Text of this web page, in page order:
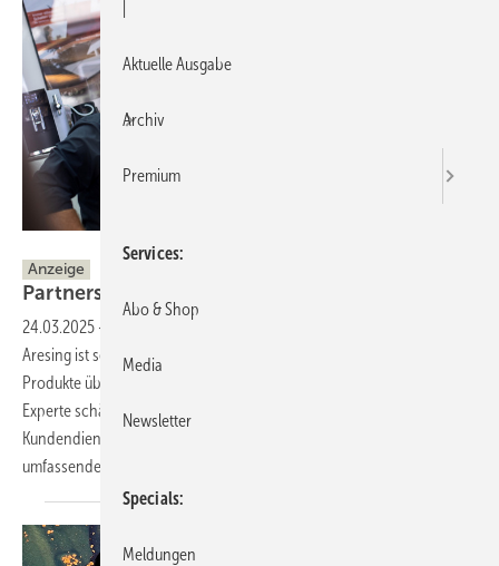
Anzeige
Partnerschaftlich für mehr
24.03.2025 -
Aresing ist seit mehr als 10 Jahren von der Qualität der Warema
Produkte überzeugt. Der Prime Platin Partner und Outdoor Living
Experte schätzt vor allem die gute Zusammenarbeit mit dem
Kundendienst sowie die digitalen Serviceleistungen und das
umfassende Schulungsangebot für Warema
Aktuelle Ausgabe
Archiv
Premium
Services
Abo & Shop
Media
Newsletter
Specials
Meldungen